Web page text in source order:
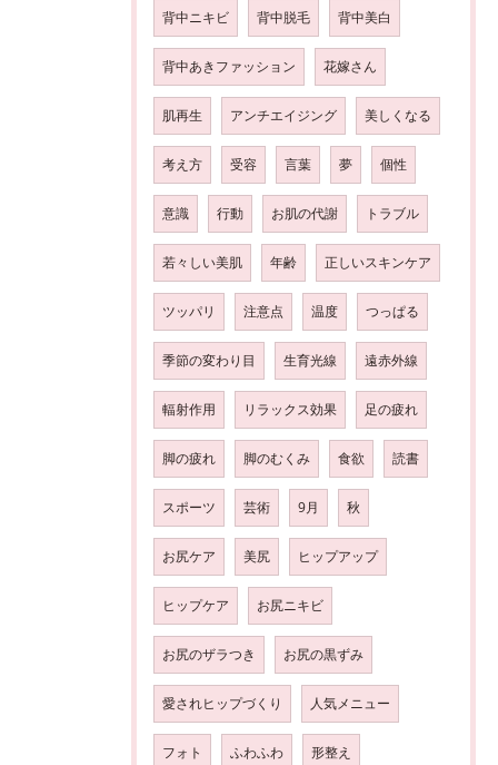
背中ニキビ 背中脱毛 背中美白
背中あきファッション 花嫁さん
肌再生 アンチエイジング 美しくなる
考え方 受容 言葉 夢 個性
意識 行動 お肌の代謝 トラブル
若々しい美肌 年齢 正しいスキンケア
ツッパリ 注意点 温度 つっぱる
季節の変わり目 生育光線 遠赤外線
輻射作用 リラックス効果 足の疲れ
脚の疲れ 脚のむくみ 食欲 読書
スポーツ 芸術 9月 秋
お尻ケア 美尻 ヒップアップ
ヒップケア お尻ニキビ
お尻のザラつき お尻の黒ずみ
愛されヒップづくり 人気メニュー
フォト ふわふわ 形整え